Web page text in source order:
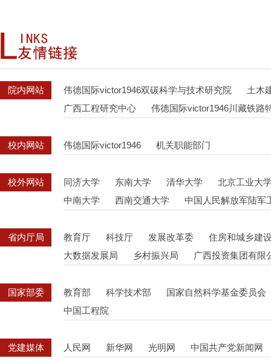
院内网站 伟德国际victor1946双碳科学与技术研究院
土木
广西工程研究中心
伟德国际victor1946川藏铁路
校内网站 伟德国际victor1946 机关职能部门
校外网站 同济大学 东南大学 清华大学
北京工业大
中南大学
西南交通大学 中国人民解放军陆军
省内厅局 教育厅 科技厅 发展改革委
住房和城乡建
大数据发展局
乡村振兴局 广西投资集团有限
国家部委 教育部 科学技术部
国家自然科学基金委员会
中国工程院
党建媒体 人民网 新华网 光明网 中国共产党新闻网